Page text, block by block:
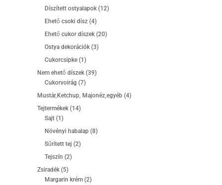
termék
Díszített ostyalapok 1212
Ehető csoki dísz 44
termék
Ehető cukor díszek 2020
Ostya dekorációk 33
Cukorcsipke 1 1
termék
Nem ehető díszek 3939
Cukorvoirág 77
termék
Mustár,Ketchup, Majonéz,egyéb 44
Tejtermékek 1414
Sajt 1 1
termék
Növényi habalap 88
Sűrített tej 22
Tejszín 22
Zsiradék 55
termék
Margarin krém 22